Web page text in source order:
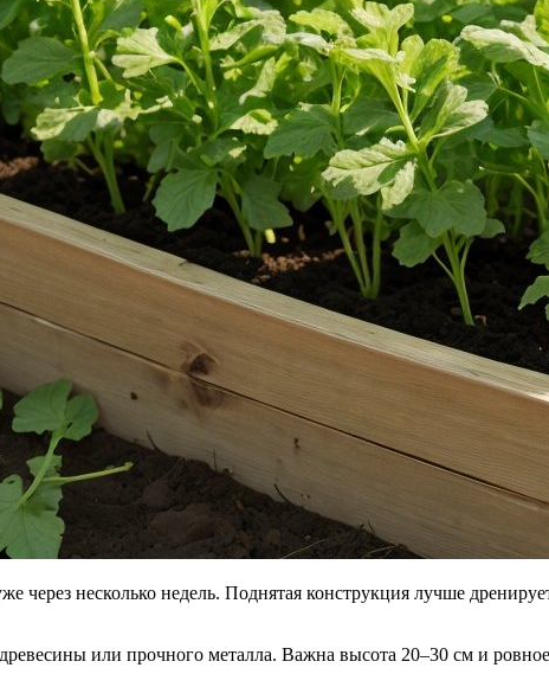
через несколько недель. Поднятая конструкция лучше
или прочного металла. Важна высота 20–30 см и